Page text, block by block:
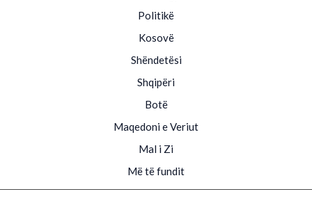
Politikë
Kosovë
Shëndetësi
Shqipëri
Botë
Maqedoni e Veriut
Mal i Zi
Më të fundit